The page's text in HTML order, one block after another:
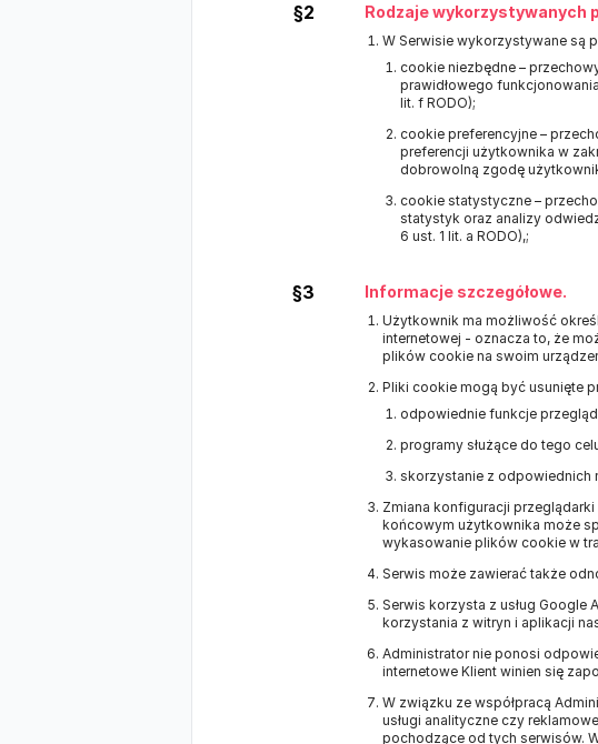
§2 Rodzaje wykorzystywanych
W Serwisie wykorzystywane są
cookie niezbędne –
prawidłowego
lit. f RODO);
cookie preferencyjne –
preferencji użytkownika w
dobrowolną zgodę
cookie statystyczne –
statystyk oraz analizy
6 ust. 1 lit. a RODO),;
§3 Informacje szczegółowe.
Użytkownik ma możliwość
internetowej - oznacza to, że
plików cookie na swoim
Pliki cookie mogą być usunięte
odpowiednie funkcje
programy służące do tego
skorzystanie z odpowiednich
Zmiana konfiguracji
końcowym użytkownika może
wykasowanie plików cookie w
Serwis może zawierać także
Serwis korzysta z usług
korzystania z witryn i aplikacji
Administrator nie ponosi
internetowe Klient winien się
W związku ze współpracą
usługi analityczne czy
pochodzące od tych serwisów.